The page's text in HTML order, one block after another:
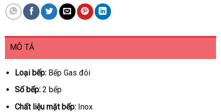
MÔ TẢ
Loại bếp: Bếp Gas đôi
Số bếp:2 bếp
Chất liệu mặt bếp: Inox